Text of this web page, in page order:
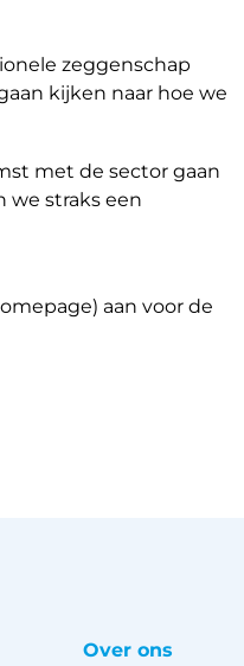
zeggenschap
kijken naar hoe we
met de sector gaan
we straks een
aan voor de
Over ons